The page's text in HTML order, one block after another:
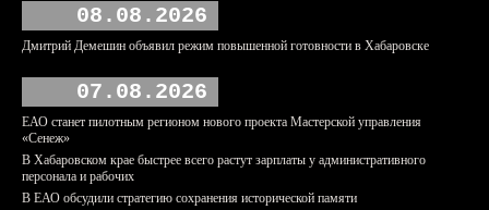
08.08.2026
Дмитрий Демешин объявил режим повышенной готовности в Хабаровске
07.08.2026
ЕАО станет пилотным регионом нового проекта Мастерской управления
«Сенеж»
В Хабаровском крае быстрее всего растут зарплаты у административного
персонала и рабочих
В ЕАО обсудили стратегию сохранения исторической памяти